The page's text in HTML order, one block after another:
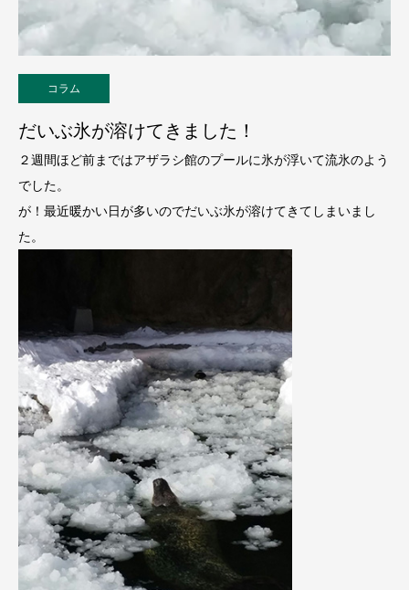
コラム
だいぶ氷が溶けてきました！
２週間ほど前まではアザラシ館のプールに氷が浮いて流氷のよう
でした。
が！最近暖かい日が多いのでだいぶ氷が溶けてきてしまいまし
た。